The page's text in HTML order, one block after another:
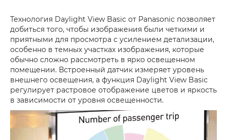
Технология Daylight View Basic от Panasonic позволяет
добиться того, чтобы изображения были четкими и
приятными для просмотра с усилением детализации,
особенно в темных участках изображения, которые
обычно сложно рассмотреть в ярко освещенном
помещении. Встроенный датчик измеряет уровень
внешнего освещения, а функция Daylight View Basic
регулирует растровое отображение цветов и яркость
в зависимости от уровня освещенности.